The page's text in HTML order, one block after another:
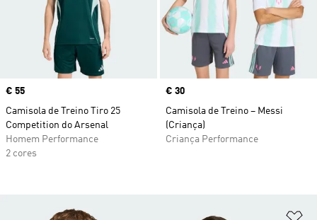
Price
€ 55
Camisola de Treino Tiro 25
Competition do Arsenal
Homem Performance
2 cores
Price
€ 30
Camisola de Treino – Messi
(Criança)
Criança Performance